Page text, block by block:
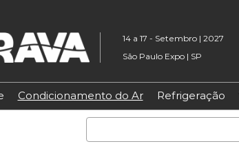
14 a 17 - Setembro | 2027
São Paulo Expo | SP
Condicionamento do Ar Refrigeração